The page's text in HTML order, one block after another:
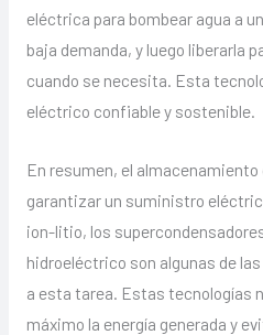
eléctrica para bombear agua a
baja demanda, y luego liberarla
cuando se necesita. Esta
eléctrico confiable y sostenible.
En resumen, el
garantizar un suministro
ion-litio, los
hidroeléctrico son algunas de
a esta tarea. Estas tecnologías
máximo la energía generada y